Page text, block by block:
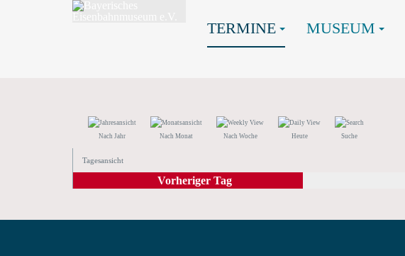
TERMINE MUSEUM
Nach Jahr Nach Monat Nach Woche Heute Suche
Tagesansicht
Vorheriger Tag